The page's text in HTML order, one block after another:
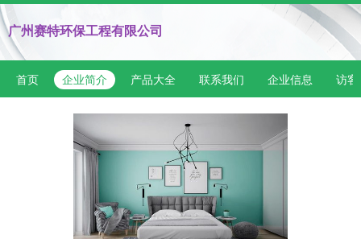
广州赛特环保工程有限公司
首页 企业简介 产品大全 联系我们 企业信息 访客